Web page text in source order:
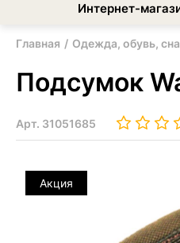
Интернет-
Главная Одежда, обувь,
Подсумок
Арт. 31051685
Акция